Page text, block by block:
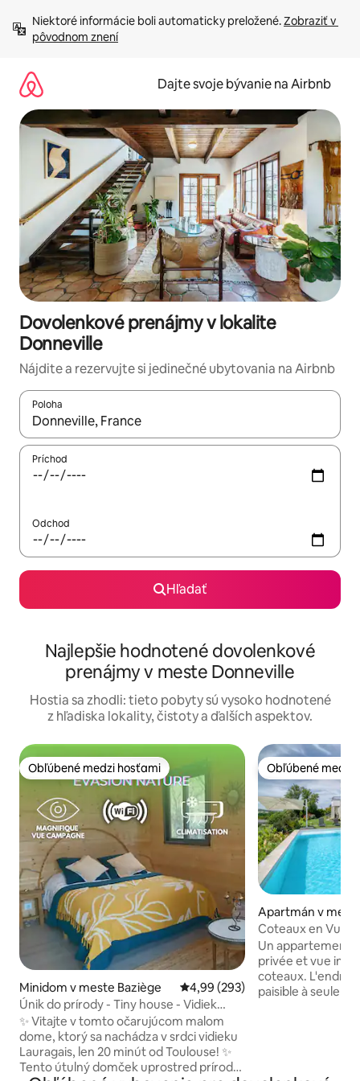
obsah.
Niektoré informácie boli automaticky preložené. Zobraziť v
pôvodnom znení
Dajte svoje bývanie na Airbnb
Dovolenkové prenájmy v lokalite
Donneville
Nájdite a rezervujte si jedinečné ubytovania na Airbnb
Poloha
Keď budú výsledky k dispozícii, môžete si ich prechádzať
Príchod
Odchod
Hľadať
Najlepšie hodnotené dovolenkové
prenájmy v meste Donneville
Hostia sa zhodli: tieto pobyty sú vysoko hodnotené
z hľadiska lokality, čistoty a ďalších aspektov.
Obľúbené medzi hosťami
Obľúbené medzi hosťami
Minidom v meste Baziège Priemerné ohodnotenie 4,99 z
4,99 (293)
Únik do prírody - Tiny house - Vidiek
Lauragaise
✨ Vitajte v tomto očarujúcom malom
dome, ktorý sa nachádza v srdci vidieku
Lauragais, len 20 minút od Toulouse! ✨
Tento útulný domček uprostred prírody
Obľúbené medzi
Obľúbené medzi
Apartmán v
Coteaux en Vue
Un appartement
privée et vue
coteaux.
paisible à